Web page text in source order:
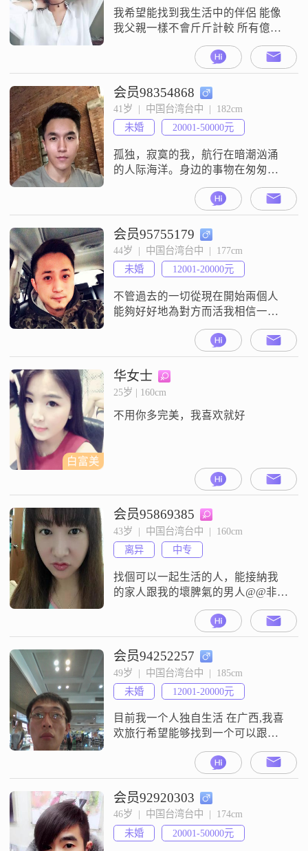
我希望能找到我生活中的伴侶 能像
我父親一樣不會斤斤計較 所有億切
会员98354868
41岁  |  中国台湾台中  |  182cm
未婚
20001-50000元
孤独，寂寞的我，航行在暗潮汹涌
的人际海洋。身边的事物在匆匆游
走，而我却被感情的旋涡滞留在生
活的原点，也是起点。愿真诚的你
伸出挚热的双手，牵着我热情的手
一起出发
会员95755179
44岁  |  中国台湾台中  |  177cm
未婚
12001-20000元
不管過去的一切從現在開始兩個人
能夠好好地為對方而活我相信一切
就都值得理想中的另一伴，希望它
呢能夠與我一起為了這個家付出一
個家庭不應該去計較誰付出的多，
而是應該去計較如何讓這個家更好
我希望能夠藉由這個平台找到心儀
白富美
华女士
25岁 | 160cm
不用你多完美，我喜欢就好
会员95869385
43岁  |  中国台湾台中  |  160cm
离异
中专
找個可以一起生活的人，能接納我
的家人跟我的壞脾氣的男人@@非誠
会员94252257
49岁  |  中国台湾台中  |  185cm
未婚
12001-20000元
目前我一个人独自生活 在广西,我喜
欢旅行希望能够找到一个可以跟一
起旅行的女伴侣,我不晓得应该说些
什么才好,我的文字表达能力不太好,
但是实际上你要能够跟我接触过的
话,我可能是你心中的理想对象我不
喝酒不抽烟,
会员92920303
46岁  |  中国台湾台中  |  174cm
未婚
20001-50000元